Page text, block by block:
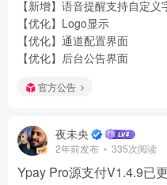
【新增】语音提醒支持自定义
【优化】Logo显示
【优化】通道配置界面
【优化】后台公告界面
官方公告
夜未央
2年前发布 335次阅读
Ypay Pro源支付V1.4.9已